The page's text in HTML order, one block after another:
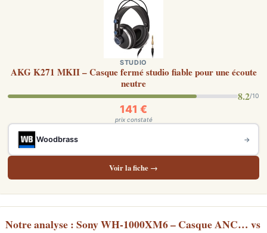
STUDIO
AKG K271 MKII – Casque fermé studio fiable pour une écoute
neutre
8.2/10
141 €
prix constaté
Woodbrass →
Voir la fiche →
Notre analyse : Sony WH-1000XM6 – Casque ANC… vs